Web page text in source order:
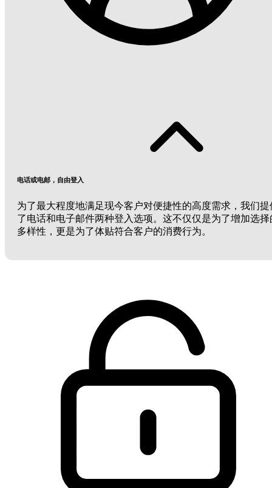
电话或电邮，自由登入
为了最大程度地满足现今客户对便捷性的高度需求，我们提
了电话和电子邮件两种登入选项。这不仅仅是为了增加选择
多样性，更是为了体贴符合客户的消费行为。